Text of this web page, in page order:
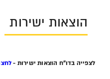
הוצאות ישירות
לצפייה בדו"ח הוצאות ישירות -